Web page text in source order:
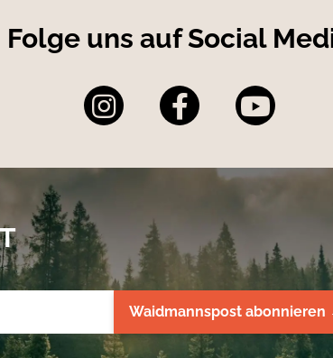
Folge uns auf Social
Waidmannspost abonnieren